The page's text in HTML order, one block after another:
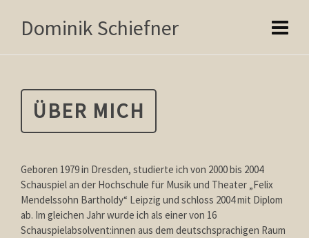
Dominik Schiefner
ÜBER MICH
Geboren 1979 in Dresden, studierte ich von 2000 bis 2004
Schauspiel an der Hochschule für Musik und Theater „Felix
Mendelssohn Bartholdy“ Leipzig und schloss 2004 mit Diplom
ab. Im gleichen Jahr wurde ich als einer von 16
Schauspielabsolvent:innen aus dem deutschsprachigen Raum